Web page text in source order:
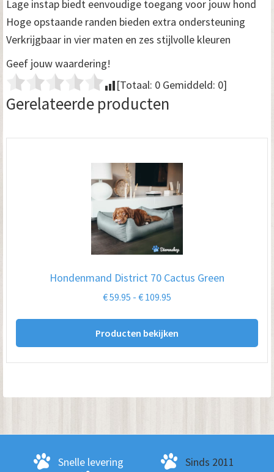
Lage instap biedt eenvoudige toegang voor jouw hond
Hoge opstaande randen bieden extra ondersteuning
Verkrijgbaar in vier maten en zes stijlvolle kleuren
Geef jouw waardering!
[Totaal: 0 Gemiddeld: 0]
Gerelateerde producten
Hondenmand District 70 Cactus Green
€59.95 - € 109.95
€ 109.95
Producten bekijken
Snelle levering
Sinds 2011